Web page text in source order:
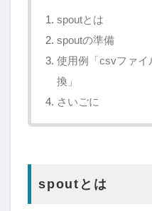
spoutとは
spoutの準備
使用例「csvファ
換」
さいごに
spoutとは